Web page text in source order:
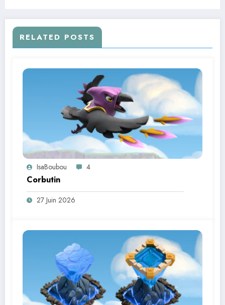
RELATED POSTS
IsaBoubou 4
Corbutin
27 Juin 2026